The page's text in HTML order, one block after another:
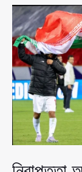
অ’ভিযা’নের
শঙ্কায়
তেলের
দামে
নতুন
ঊর্ধ্বগতি